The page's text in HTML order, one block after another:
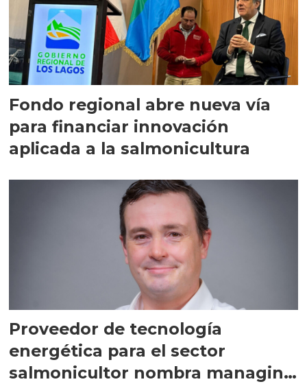
Fondo regional abre nueva vía
para financiar innovación
aplicada a la salmonicultura
Proveedor de tecnología
energética para el sector
salmonicultor nombra managing